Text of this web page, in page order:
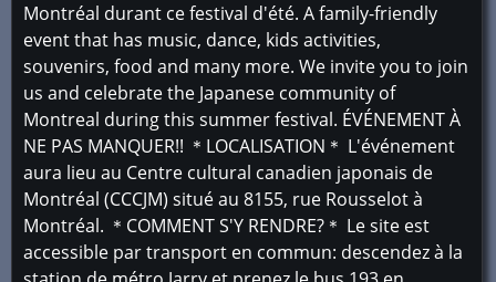
Montréal durant ce festival d'été. A family-friendly
event that has music, dance, kids activities,
souvenirs, food and many more. We invite you to join
us and celebrate the Japanese community of
Montreal during this summer festival. ÉVÉNEMENT À
NE PAS MANQUER!! ＊LOCALISATION＊ L'événement
aura lieu au Centre cultural canadien japonais de
Montréal (CCCJM) situé au 8155, rue Rousselot à
Montréal. ＊COMMENT S'Y RENDRE?＊ Le site est
accessible par transport en commun: descendez à la